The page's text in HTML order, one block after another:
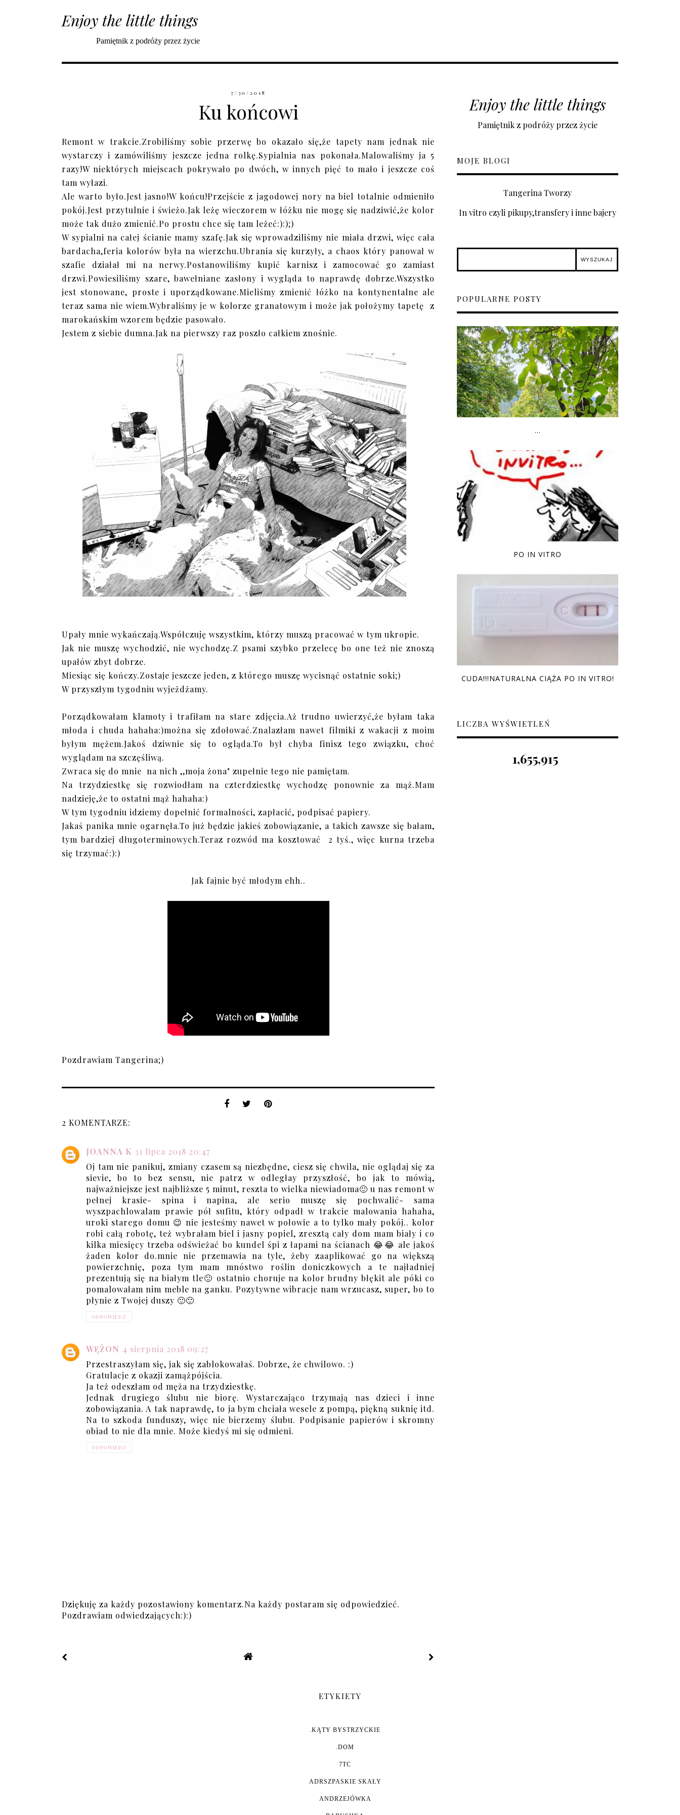
Enjoy the little things
Pamiętnik z podróży przez życie
7/30/2018
Ku końcowi
Remont w trakcie.Zrobiliśmy sobie przerwę bo okazało się,że tapety nam jednak nie
wystarczy i zamówiliśmy jeszcze jedna rolkę.Sypialnia nas pokonała.Malowaliśmy ja 5
razy!W niektórych miejscach pokrywało po dwóch, w innych pięć to mało i jeszcze coś
tam wyłazi.
Ale warto było.Jest jasno!W końcu!Przejście z jagodowej nory na biel totalnie odmieniło
pokój.Jest przytulnie i świeżo.Jak leżę wieczorem w łóżku nie mogę się nadziwić,że kolor
może tak dużo zmienić.Po prostu chce się tam leżeć:):);)
W sypialni na całej ścianie mamy szafę.Jak się wprowadziliśmy nie miała drzwi, więc cała
bardacha,feria kolorów była na wierzchu.Ubrania się kurzyły, a chaos który panował w
szafie działał mi na nerwy.Postanowiliśmy kupić karnisz i zamocować go zamiast
drzwi.Powiesiliśmy szare, bawełniane zasłony i wygląda to naprawdę dobrze.Wszystko
jest stonowane, proste i uporządkowane.Mieliśmy zmienić łóżko na kontynentalne ale
teraz sama nie wiem.Wybraliśmy je w kolorze granatowym i może jak położymy tapetę z
marokańskim wzorem będzie pasowało.
Jestem z siebie dumna.Jak na pierwszy raz poszło całkiem znośnie.
Upały mnie wykańczają.Współczuję wszystkim, którzy muszą pracować w tym ukropie.
Jak nie muszę wychodzić, nie wychodzę.Z psami szybko przelecę bo one też nie znoszą
upałów zbyt dobrze.
Miesiąc się kończy.Zostaje jeszcze jeden, z którego muszę wycisnąć ostatnie soki;)
W przyszłym tygodniu wyjeżdżamy.
Porządkowałam klamoty i trafiłam na stare zdjęcia.Aż trudno uwierzyć,że byłam taka
młoda i chuda hahaha:)można się zdołować.Znalazłam nawet filmiki z wakacji z moim
byłym mężem.Jakoś dziwnie się to ogląda.To był chyba finisz tego związku, choć
wyglądam na szczęśliwą.
Zwraca się do mnie na nich ,,moja żona" zupełnie tego nie pamiętam.
Na trzydziestkę się rozwiodłam na czterdziestkę wychodzę ponownie za mąż.Mam
nadzieję,że to ostatni mąż hahaha:)
W tym tygodniu idziemy dopełnić formalności, zapłacić, podpisać papiery.
Jakaś panika mnie ogarnęła.To już będzie jakieś zobowiązanie, a takich zawsze się bałam,
tym bardziej długoterminowych.Teraz rozwód ma kosztować 2 tyś., więc kurna trzeba
się trzymać:):)
Jak fajnie być młodym ehh..
Pozdrawiam Tangerina;)
2 KOMENTARZE:
JOANNA K 31 lipca 2018 20:47
Oj tam nie panikuj, zmiany czasem są niezbędne, ciesz się chwila, nie oglądaj się za
sievie, bo to bez sensu, nie patrz w odległay przyszłość, bo jak to mówią,
najważniejsze jest najbliższe 5 minut, reszta to wielka niewiadoma🙂 u nas remont w
pełnej krasie- spina i napina, ale serio muszę się pochwalić- sama
wyszpachlowalam prawie pół sufitu, który odpadł w trakcie malowania hahaha,
uroki starego domu 😉 nie jesteśmy nawet w połowie a to tylko mały pokój.. kolor
robi całą robotę, też wybrałam biel i jasny popiel, zresztą cały dom mam biały i co
kilka miesięcy trzeba odświeżać bo kundel śpi z łapami na ścianach 😂😂 ale jakoś
żaden kolor do.mnie nie przemawia na tyle, żeby zaaplikować go na większą
powierzchnię, poza tym mam mnóstwo roślin doniczkowych a te najładniej
prezentują się na białym tle🙂 ostatnio choruje na kolor brudny błękit ale póki co
pomalowałam nim meble na ganku. Pozytywne wibracje nam wrzucasz, super, bo to
płynie z Twojej duszy 🙂🙂
ODPOWIEDZ
WĘŻON 4 sierpnia 2018 09:27
Przestraszyłam się, jak się zablokowałaś. Dobrze, że chwilowo. :)
Gratulacje z okazji zamążpójścia.
Ja też odeszłam od męża na trzydziestkę.
Jednak drugiego ślubu nie biorę. Wystarczająco trzymają nas dzieci i inne
zobowiązania. A tak naprawdę, to ja bym chciała wesele z pompą, piękną suknię itd.
Na to szkoda funduszy, więc nie bierzemy ślubu. Podpisanie papierów i skromny
obiad to nie dla mnie. Może kiedyś mi się odmieni.
ODPOWIEDZ
Dziękuję za każdy pozostawiony komentarz.Na każdy postaram się odpowiedzieć.
Pozdrawiam odwiedzających:):)
Enjoy the little things
Pamiętnik z podróży przez życie
MOJE BLOGI
Tangerina Tworzy
In vitro czyli pikupy,transfery i inne bajery
POPULARNE POSTY
...
PO IN VITRO
CUDA!!!NATURALNA CIĄŻA PO IN VITRO!
LICZBA WYŚWIETLEŃ
1,655,915
ETYKIETY
.KĄTY BYSTRZYCKIE
.DOM
7TC
ADRSZPASKIE SKAŁY
ANDRZEJÓWKA